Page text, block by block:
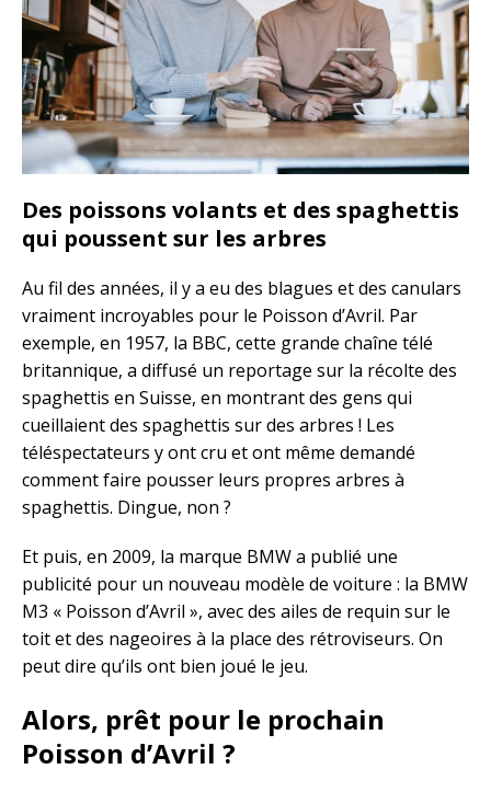
Des poissons volants et des spaghettis
qui poussent sur les arbres
Au fil des années, il y a eu des blagues et des canulars
vraiment incroyables pour le Poisson d’Avril. Par
exemple, en 1957, la BBC, cette grande chaîne télé
britannique, a diffusé un reportage sur la récolte des
spaghettis en Suisse, en montrant des gens qui
cueillaient des spaghettis sur des arbres ! Les
téléspectateurs y ont cru et ont même demandé
comment faire pousser leurs propres arbres à
spaghettis. Dingue, non ?
Et puis, en 2009, la marque BMW a publié une
publicité pour un nouveau modèle de voiture : la BMW
M3 « Poisson d’Avril », avec des ailes de requin sur le
toit et des nageoires à la place des rétroviseurs. On
peut dire qu’ils ont bien joué le jeu.
Alors, prêt pour le prochain
Poisson d’Avril ?